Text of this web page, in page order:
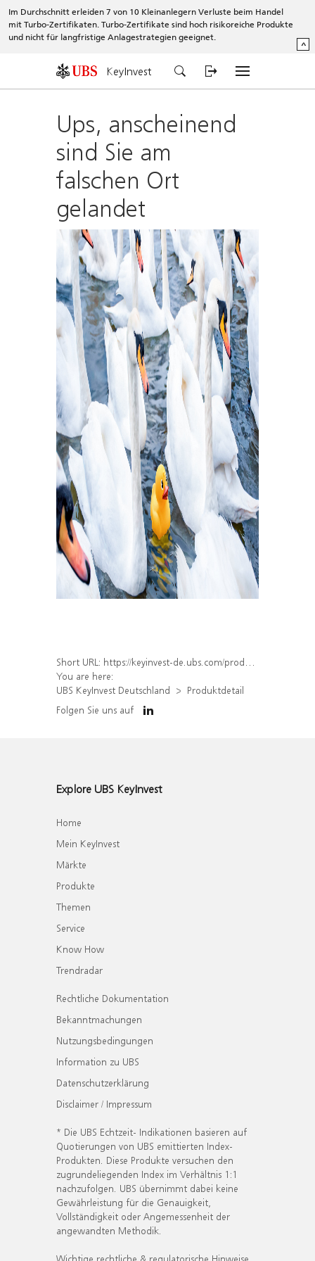
Im Durchschnitt erleiden 7 von 10 Kleinanlegern Verluste beim Handel
mit Turbo-Zertifikaten. Turbo-Zertifikate sind hoch risikoreiche Produkte
und nicht für langfristige Anlagestrategien geeignet.
^
KeyInvest
Ups, anscheinend
sind Sie am
falschen Ort
gelandet
Short URL: https://keyinvest-de.ubs.com/produkt/detail/index/isin/DE000WA8JE63
You are here:
UBS KeyInvest Deutschland
Produktdetail
Folgen Sie uns auf
Explore UBS KeyInvest
Home
Mein KeyInvest
Märkte
Produkte
Themen
Service
Know How
Trendradar
Rechtliche Dokumentation
Bekanntmachungen
Nutzungsbedingungen
Information zu UBS
Datenschutzerklärung
Disclaimer / Impressum
* Die UBS Echtzeit- Indikationen basieren auf
Quotierungen von UBS emittierten Index-
Produkten. Diese Produkte versuchen den
zugrundeliegenden Index im Verhältnis 1:1
nachzufolgen. UBS übernimmt dabei keine
Gewährleistung für die Genauigkeit,
Vollständigkeit oder Angemessenheit der
angewandten Methodik.